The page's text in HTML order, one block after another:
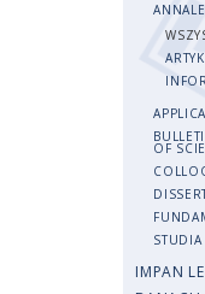
OF
IMPAN